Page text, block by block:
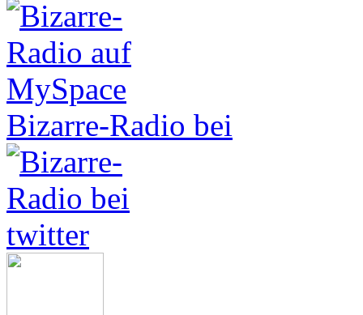
Bizarre-Radio bei